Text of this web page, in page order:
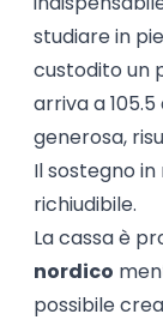
studiare in
custodito un
arriva a
generosa,
Il sostegno
richiudibile.
La cassa è
nordico
possibile